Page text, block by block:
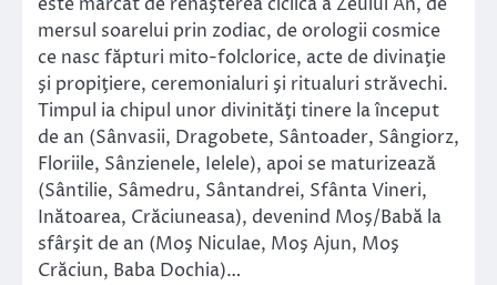
mersul soarelui prin zodiac, de orologii cosmice
ce nasc făpturi mito-folclorice, acte de divinaţie
şi propiţiere, ceremonialuri şi ritualuri străvechi.
Timpul ia chipul unor divinităţi tinere la început
de an (Sânvasii, Dragobete, Sântoader, Sângiorz,
Floriile, Sânzienele, Ielele), apoi se maturizează
(Sântilie, Sâmedru, Sântandrei, Sfânta Vineri,
Inătoarea, Crăciuneasa), devenind Moş/Babă la
sfârşit de an (Moş Niculae, Moş Ajun, Moş
Crăciun, Baba Dochia)…